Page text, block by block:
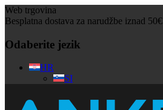
Web trgovina
Besplatna dostava za narudžbe iznad 50€
Odaberite jezik
HR
SI